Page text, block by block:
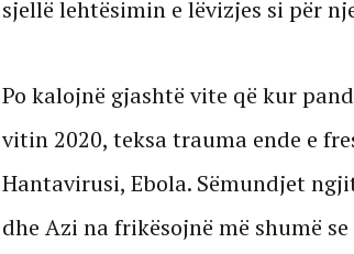
sjellë lehtësimin e lëvizjes si për
Po kalojnë gjashtë vite që kur
vitin 2020, teksa trauma ende e
Hantavirusi, Ebola. Sëmundjet
dhe Azi na frikësojnë më shumë